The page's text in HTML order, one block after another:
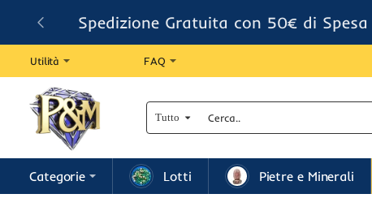
Spedizione Gratuita con 50€ di Spesa
Utilità FAQ
Tutto
Cerca..
Categorie Lotti Pietre e Minerali